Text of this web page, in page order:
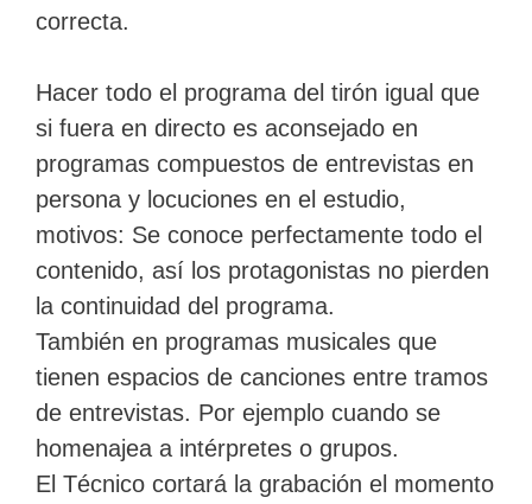
correcta.
Hacer todo el programa del tirón igual que
si fuera en directo es aconsejado en
programas compuestos de entrevistas en
persona y locuciones en el estudio,
motivos: Se conoce perfectamente todo el
contenido, así los protagonistas no pierden
la continuidad del programa.
También en programas musicales que
tienen espacios de canciones entre tramos
de entrevistas. Por ejemplo cuando se
homenajea a intérpretes o grupos.
El Técnico cortará la grabación el momento